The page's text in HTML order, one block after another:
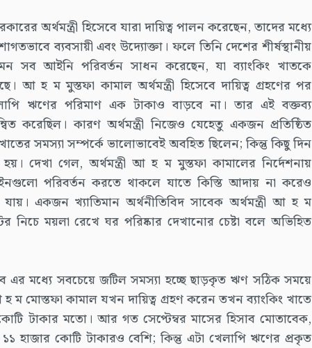
অর্থমন্ত্রী হিসেবে যারা দায়িত্ব পালন করেছেন, তাদের মধ্যে
ব্যবসায়ী এবং উদ্যোক্তা। ফলে তিনি দেশের শীর্ষস্থানীয়
সব আইনি পরিবর্তন সাধন করেছেন, যা ব্যাংকিং খাতকে
আ হ ম মুস্তফা কামাল অর্থমন্ত্রী হিসেবে দায়িত্ব গ্রহণের পর
ঋণের পরিমাণ এক টাকাও বাড়বে না। তার এই বক্তব্য
করেছিল। কারণ অর্থমন্ত্রী নিজেও যেহেতু একজন প্রতিষ্ঠিত
সমস্যা সম্পর্কে ভালোভাবেই অবহিত ছিলেন; কিন্তু কিছু দিন
দেখা গেল, অর্থমন্ত্রী আ হ ম মুস্তফা কামালের নির্দেশনায়
পরিবর্তন করতে থাকলে যাতে কিস্তি আদায় না করেও
একজন খ্যাতিমান অর্থনীতিবিদ সাবেক অর্থমন্ত্রী আ হ ম
নিচে ময়লা রেখে ঘর পরিষ্কার দেখানোর চেষ্টা বলে অভিহিত
এর মধ্যে সবচেয়ে জটিল সমস্যা হচ্ছে ছাড়কৃত ঋণ সঠিক সময়ে
ম মোস্তফা কামাল যখন দায়িত্ব গ্রহণ করেন তখন ব্যাংকিং খাতে
টাকার মতো। আর গত সেপ্টেম্বর মাসের হিসাব মোতাবেক,
হাজার কোটি টাকারও বেশি; কিন্তু এটা খেলাপি ঋণের প্রকৃত